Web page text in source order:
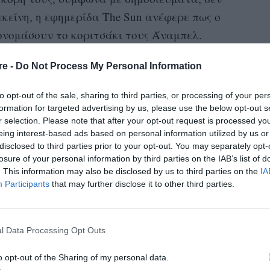
- Do Not Process My Personal Information
opt-out of the sale, sharing to third parties, or processing of your
for targeted advertising by us, please use the below opt-out
selection. Please note that after your opt-out request is processed
interest-based ads based on personal information utilized by us
to third parties prior to your opt-out. You may separately
of your personal information by third parties on the IAB’s list of
This information may also be disclosed by us to third parties on the
Participants that may further disclose it to other third parties.
Data Processing Opt Outs
opt-out of the Sharing of my personal data.
η εφημερίδα The Sun ανέφερε πως ο
το κοριτσάκι τους Άναμπελ.
έχει λατινική προέλευση και
στη Σκωτία. Ωστόσο, το μέσο ανέφερε
Ελισάβετ, θεώρησε το όνομα «πολύ
έμεινε χωρίς όνομα για 11 μέρες —
γόνο.
ήταν ενθουσιασμένη ούτε με το όνομα
επιλογή. Αργότερα, αυτό έγινε το πρώτο
Δούκα και της Δούκισσας του Γιορκ, της
Βασίλισσα Ελισάβετ ήταν εκείνη που